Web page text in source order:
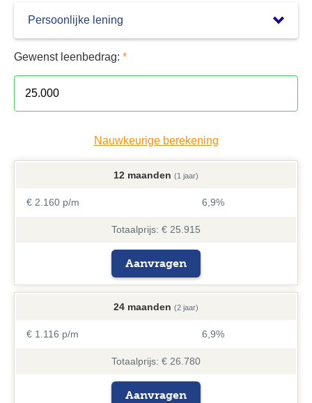
Gewenst leenbedrag: *
Nauwkeurige berekening
12 maanden (1 jaar)
€ 2.160 p/m 6,9%
Totaalprijs: € 25.915
Aanvragen
24 maanden (2 jaar)
€ 1.116 p/m 6,9%
Totaalprijs: € 26.780
Aanvragen